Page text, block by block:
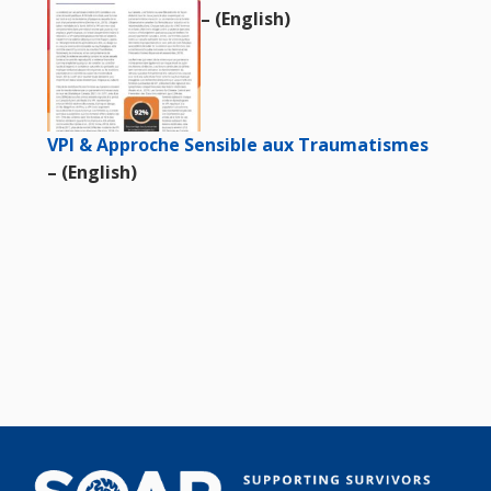
– (English)
VPI & Approche Sensible aux Traumatismes
– (English)